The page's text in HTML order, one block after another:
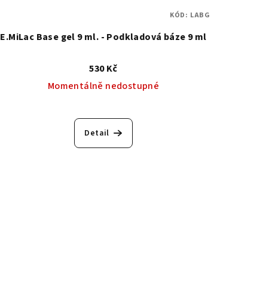
E.MiLac Base gel 9 ml. - Podkladová báze 9 ml
530 Kč
Momentálně nedostupné
hodnocení
produktu
je
Detail
KÓD: LABG